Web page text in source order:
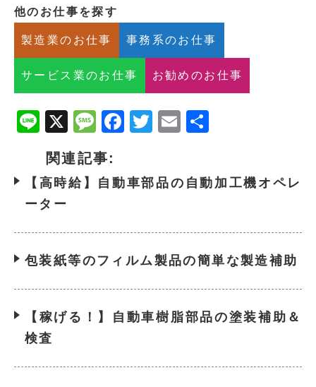
他のお仕事を探す
製造業のお仕事 事務系のお仕事
サービス業のお仕事 お勧めのお仕事
Line
X Message
Facebook
Twitter
Email
関連記事:
【高時給】自動車部品の自動加工機オペレ
ーター
包装紙等のフィルム製品の簡単な製造補助
【稼げる！】自動車樹脂部品の塗装補助＆
検査